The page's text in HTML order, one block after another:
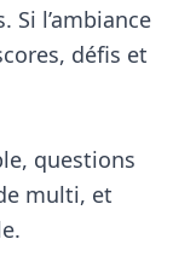
Si l’ambiance
défis et
questions
multi, et